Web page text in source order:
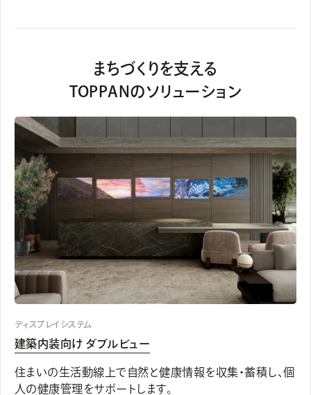
まちづくりを支える
TOPPANのソリューション
ディスプレイシステム
建築内装向け ダブルビュー
住まいの生活動線上で自然と健康情報を収集・蓄積し、個
人の健康管理をサポートします。